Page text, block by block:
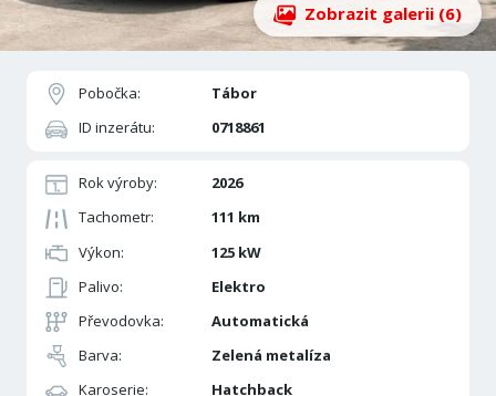
Pobočka:
Tábor
ID inzerátu:
0718861
Rok výroby:
2026
Tachometr:
111 km
Výkon:
125 kW
Palivo:
Elektro
Převodovka:
Automatická
Barva:
Zelená metalíza
Karoserie:
Hatchback
Zobrazit galerii (6)